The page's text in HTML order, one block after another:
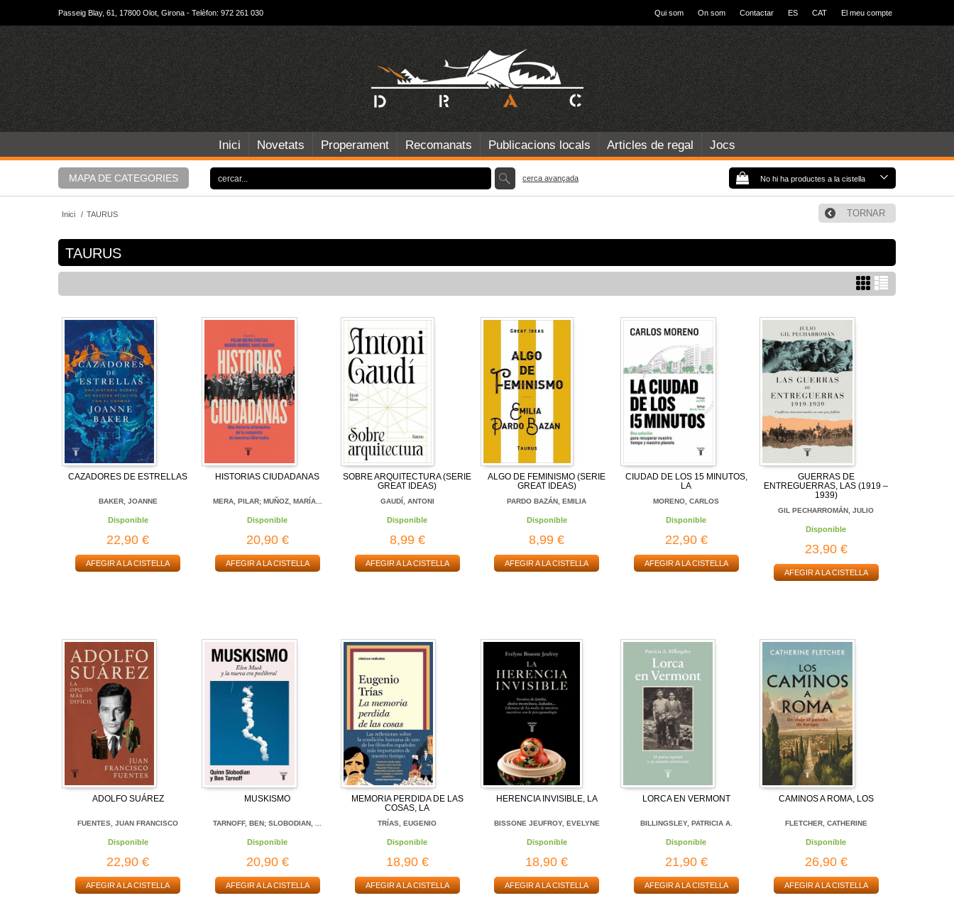
Passeig Blay, 61, 17800 Olot, Girona - Telèfon: 972 261 030 Qui som On som Contactar ES CAT El meu compte
Inici Novetats Properament Recomanats Publicacions locals Articles de regal Jocs
MAPA DE CATEGORIES No hi ha productes a la cistella
cerca avançada
Inici / TAURUS TORNAR
TAURUS
CAZADORES DE ESTRELLAS
BAKER, JOANNE
Disponible
22,90 €
AFEGIR A LA CISTELLA
HISTORIAS CIUDADANAS
MERA, PILAR; MUÑOZ, MARÍA...
Disponible
20,90 €
AFEGIR A LA CISTELLA
SOBRE ARQUITECTURA (SERIE
GREAT IDEAS)
GAUDÍ, ANTONI
Disponible
8,99 €
AFEGIR A LA CISTELLA
ALGO DE FEMINISMO (SERIE
GREAT IDEAS)
PARDO BAZÁN, EMILIA
Disponible
8,99 €
AFEGIR A LA CISTELLA
CIUDAD DE LOS 15 MINUTOS,
LA
MORENO, CARLOS
Disponible
22,90 €
AFEGIR A LA CISTELLA
GUERRAS DE
ENTREGUERRAS, LAS (1919 –
1939)
GIL PECHARROMÁN, JULIO
Disponible
23,90 €
AFEGIR A LA CISTELLA
ADOLFO SUÁREZ
FUENTES, JUAN FRANCISCO
Disponible
22,90 €
AFEGIR A LA CISTELLA
MUSKISMO
TARNOFF, BEN; SLOBODIAN, ...
Disponible
20,90 €
AFEGIR A LA CISTELLA
MEMORIA PERDIDA DE LAS
COSAS, LA
TRÍAS, EUGENIO
Disponible
18,90 €
AFEGIR A LA CISTELLA
HERENCIA INVISIBLE, LA
BISSONE JEUFROY, EVELYNE
Disponible
18,90 €
AFEGIR A LA CISTELLA
LORCA EN VERMONT
BILLINGSLEY, PATRICIA A.
Disponible
21,90 €
AFEGIR A LA CISTELLA
CAMINOS A ROMA, LOS
FLETCHER, CATHERINE
Disponible
26,90 €
AFEGIR A LA CISTELLA